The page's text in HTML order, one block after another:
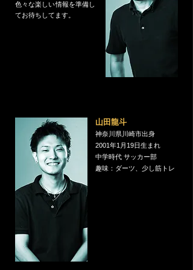
色々な楽しい情報を準備し
てお待ちしてます。
山田龍斗
​神奈川県川崎市出身
2001年1月19日生まれ
中学時代 サッカー部
​趣味：ダーツ、少し筋トレ